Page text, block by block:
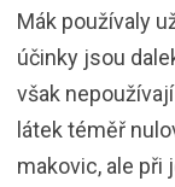
Mák používaly
účinky jsou
však
látek téměř
makovic, ale při